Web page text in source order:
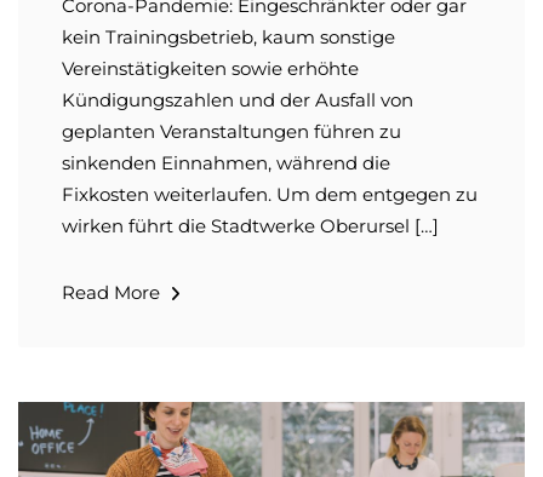
Corona-Pandemie: Eingeschränkter oder gar
kein Trainingsbetrieb, kaum sonstige
Vereinstätigkeiten sowie erhöhte
Kündigungszahlen und der Ausfall von
geplanten Veranstaltungen führen zu
sinkenden Einnahmen, während die
Fixkosten weiterlaufen. Um dem entgegen zu
wirken führt die Stadtwerke Oberursel […]
Read More